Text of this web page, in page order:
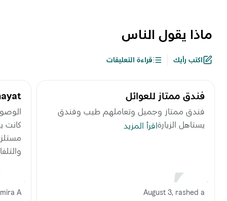
ماذا يقول الناس
اكتب رأيك قراءة التعليقات
‏فندق ممتاز للعوائل
‏فندق ممتاز وجميل وتعاملهم طيب وفندق
يستاهل الزيارةاقرأ المزيد
August 3, rashed a
كانت
A